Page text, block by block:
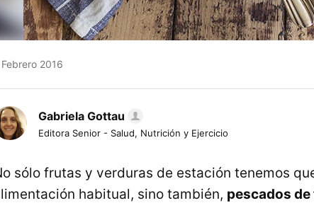
2016
Gabriela Gottau
Editora Senior - Salud, Nutrición y Ejercicio
sólo frutas y verduras de estación tenemos
habitual, sino también, pescados